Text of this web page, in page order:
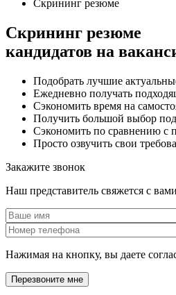
Скрининг резюме
Скрининг резюме
кандидатов на
Подобрать лучшие
Ежедневно получать
Сэкономить время на
Получить большой выбор
Сэкономить по сравнению с
Просто озвучить свои
Закажите звонок
Наш представитель свяжется с
Нажимая на кнопку, вы даете